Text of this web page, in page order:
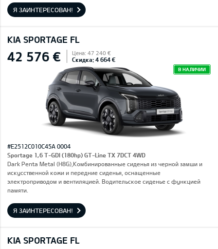
Я ЗАИНТЕРЕСОВАН!
KIA SPORTAGE FL
42 576 € Цена: 47 240 €
Скидка: 4 664 €
В НАЛИЧИИ
#E2512C010C45A 0004
Sportage 1,6 T-GDI (180hp) GT-Line TX 7DCT 4WD
Dark Penta Metal (H8G),Комбинированные сиденья из черной замши и
искусственной кожи и передние сиденья, оснащенные
электроприводом и вентиляцией. Водительское сиденье с функцией
памяти.
Я ЗАИНТЕРЕСОВАН!
KIA SPORTAGE FL